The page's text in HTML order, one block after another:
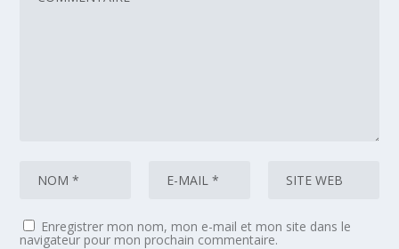
Enregistrer mon nom, mon e-mail et mon site dans le
navigateur pour mon prochain commentaire.